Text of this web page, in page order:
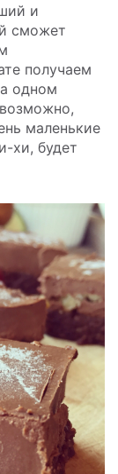
и
сможет
получаем
одном
маленькие
хи, будет